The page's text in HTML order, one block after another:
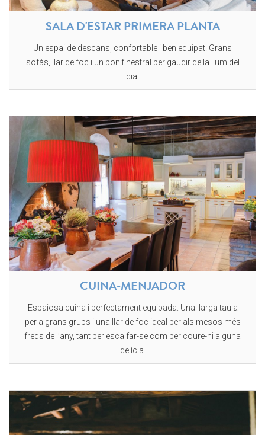
SALA D'ESTAR PRIMERA PLANTA
Un espai de descans, confortable i ben equipat. Grans
sofàs, llar de foc i un bon finestral per gaudir de la llum del
dia.
CUINA-MENJADOR
Espaiosa cuina i perfectament equipada. Una llarga taula
per a grans grups i una llar de foc ideal per als mesos més
freds de l’any, tant per escalfar-se com per coure-hi alguna
delícia.